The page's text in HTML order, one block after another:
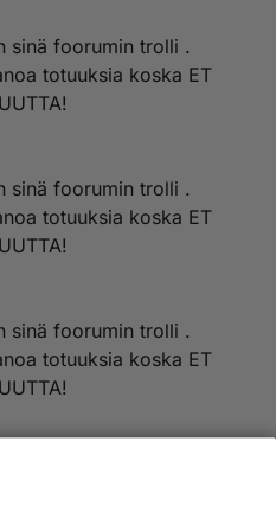
sinä foorumin trolli .
totuuksia koska ET
sinä foorumin trolli .
totuuksia koska ET
sinä foorumin trolli .
totuuksia koska ET
sinä foorumin trolli .
totuuksia koska ET